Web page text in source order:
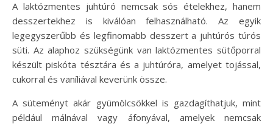
A laktózmentes juhtúró nemcsak sós ételekhez, hanem
desszertekhez is kiválóan felhasználható. Az egyik
legegyszerűbb és legfinomabb desszert a juhtúrós túrós
süti. Az alaphoz szükségünk van laktózmentes sütőporral
készült piskóta tésztára és a juhtúróra, amelyet tojással,
cukorral és vaníliával keverünk össze.
A süteményt akár gyümölcsökkel is gazdagíthatjuk, mint
például málnával vagy áfonyával, amelyek nemcsak